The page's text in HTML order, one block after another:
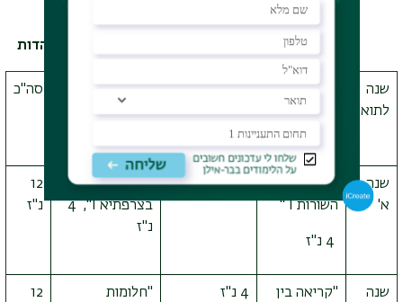
והמשכיות- מסלול עם תזה
שנה
לתואר
סדנה
סמינריונית
בחירה מבין
קורסי המגמה
סמינריון חובה סה"כ
שנה
א'
"קריאה בין
השורותI
"
4 נ"ז
"חלומות
בצרפתיאI
", 4
נ"ז
12
נ"ז
שנה
"קריאה בין
4 נ"ז
"חלומות
12